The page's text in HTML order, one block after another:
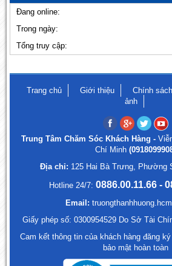
Đang online:
Trong ngày:
Tổng truy cập:
Trang chủ Giới thiệu Chính sách
ảnh
Trung Tâm Chăm Sóc Khách Hàng -
Chí Minh
Địa chỉ: 125 Hai Bà Trưng, Phường
Hotline 24/7: 0886.00.11.66 -
Email:
Giấy phép số: 0300954529 Do Sở Tài
Cam kết thông tin của khách hàng đăng
bảo mật hoàn toàn